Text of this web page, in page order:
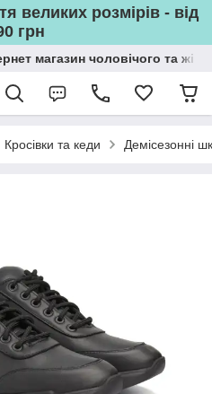
великих розмірів - від
грн
магазин чоловічого та
Кросівки та кеди Демісезонні